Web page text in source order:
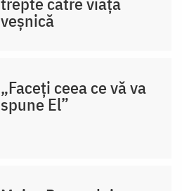
veșnică
„Faceți ceea ce vă va
spune El”